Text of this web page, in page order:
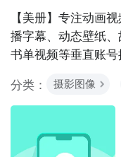
【美册】专注动画
播字幕、动态壁纸、
书单视频等垂直账
分类：
摄影图像